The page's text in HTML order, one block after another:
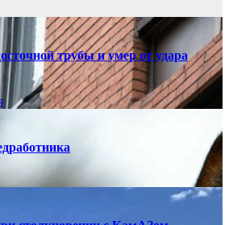
трубы и умер от удара